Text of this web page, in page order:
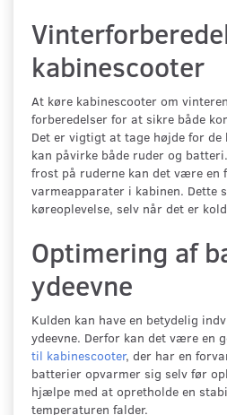
kabinescooter
At køre kabinescooter om
forberedelser for at sikre både
Det er vigtigt at tage højde for de
kan påvirke både ruder og
frost på ruderne kan det være en
varmeapparater i kabinen. Dette
køreoplevelse, selv når det er
Optimering af
ydeevne
Kulden kan have en betydelig
ydeevne. Derfor kan det være en
til kabinescooter, der har en
batterier opvarmer sig selv før
hjælpe med at opretholde en
temperaturen falder.